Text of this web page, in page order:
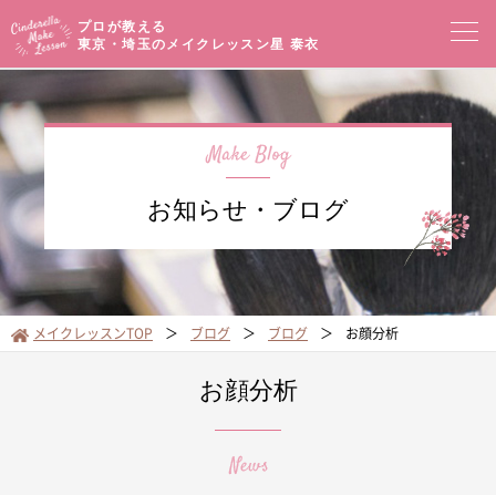
プロが教える
東京・埼玉のメイクレッスン星 泰衣
コンセプト
プロフィール メイクブログ
お客様の声 サロンアクセス
オンラインショップ
お知らせ・ブログ
メイクレッスンTOP ブログ ブログ お顔分析
お顔分析